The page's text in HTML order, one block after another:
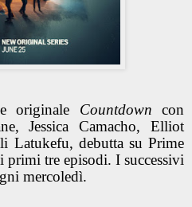
originale Countdown con
Jessica Camacho, Elliot
Latukefu, debutta su Prime
tre episodi. I successivi
mercoledì.